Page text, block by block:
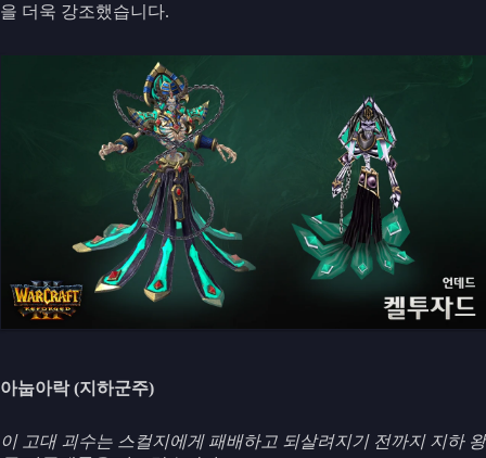
을 더욱 강조했습니다.
아눕아락 (지하군주)
이 고대 괴수는 스컬지에게 패배하고 되살려지기 전까지 지하 왕